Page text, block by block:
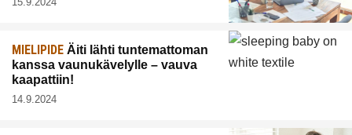
MIELIPIDE Äiti lähti tuntemattoman
kanssa vaunukävelylle – vauva
kaapattiin!
14.9.2024